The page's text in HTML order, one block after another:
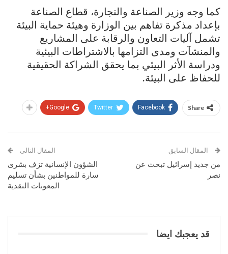
كما وجه وزير الصناعة والتجارة، قطاع الصناعة
بإعداد مذكرة تفاهم بين الوزارة وهيئة حماية البيئة
تشمل آليات التعاون والرقابة على المشاريع
والمنشآت ومدى التزامها بالاشتراطات البيئية
ودراسة الأثر البيئي بما يحقق الشراكة الحقيقية
للحفاظ على البيئة.
Share
Facebook
Twitter
Google+
المقال السابق
من جديد إسرائيل تبحث عن
نصر
المقال التالي
الشؤون الإنسانية تزف بشرى
سارة للمواطنين بشأن تسليم
المعونات النقدية
قد يعجبك ايضا